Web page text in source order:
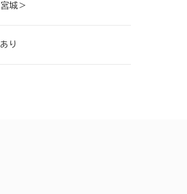
城＞
り